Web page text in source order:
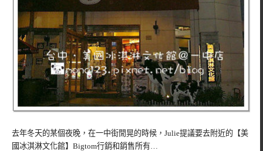
去年冬天的某個夜晚，在一中街閒晃的時候，Julie提議要去附近的【美
國冰淇淋文化館】Bigtom行銷和銷售所有…